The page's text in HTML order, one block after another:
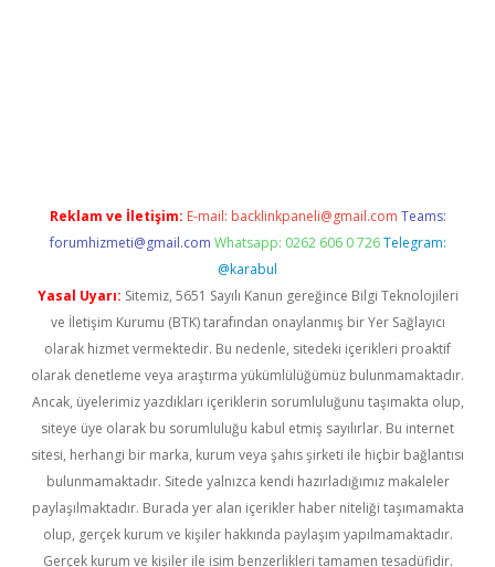
Reklam ve İletişim: E-mail: backlinkpaneli@gmail.com Teams:
forumhizmeti@gmail.com Whatsapp: 0262 606 0 726 Telegram:
@karabul
Yasal Uyarı: Sitemiz, 5651 Sayılı Kanun gereğince Bilgi Teknolojileri
ve İletişim Kurumu (BTK) tarafından onaylanmış bir Yer Sağlayıcı
olarak hizmet vermektedir. Bu nedenle, sitedeki içerikleri proaktif
olarak denetleme veya araştırma yükümlülüğümüz bulunmamaktadır.
Ancak, üyelerimiz yazdıkları içeriklerin sorumluluğunu taşımakta olup,
siteye üye olarak bu sorumluluğu kabul etmiş sayılırlar. Bu internet
sitesi, herhangi bir marka, kurum veya şahıs şirketi ile hiçbir bağlantısı
bulunmamaktadır. Sitede yalnızca kendi hazırladığımız makaleler
paylaşılmaktadır. Burada yer alan içerikler haber niteliği taşımamakta
olup, gerçek kurum ve kişiler hakkında paylaşım yapılmamaktadır.
Gerçek kurum ve kişiler ile isim benzerlikleri tamamen tesadüfidir.